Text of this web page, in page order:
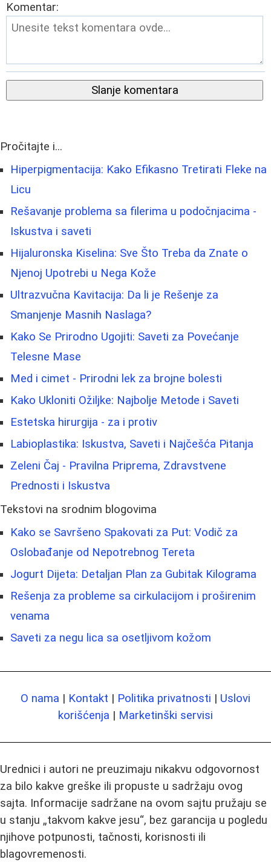
Komentar:
Slanje komentara
Pročitajte i...
Hiperpigmentacija: Kako Efikasno Tretirati Fleke na
Licu
Rešavanje problema sa filerima u podočnjacima -
Iskustva i saveti
Hijaluronska Kiselina: Sve Što Treba da Znate o
Njenoj Upotrebi u Nega Kože
Ultrazvučna Kavitacija: Da li je Rešenje za
Smanjenje Masnih Naslaga?
Kako Se Prirodno Ugojiti: Saveti za Povećanje
Telesne Mase
Med i cimet - Prirodni lek za brojne bolesti
Kako Ukloniti Ožiljke: Najbolje Metode i Saveti
Estetska hirurgija - za i protiv
Labioplastika: Iskustva, Saveti i Najčešća Pitanja
Zeleni Čaj - Pravilna Priprema, Zdravstvene
Prednosti i Iskustva
Tekstovi na srodnim blogovima
Kako se Savršeno Spakovati za Put: Vodič za
Oslobađanje od Nepotrebnog Tereta
Jogurt Dijeta: Detaljan Plan za Gubitak Kilograma
Rešenja za probleme sa cirkulacijom i proširenim
venama
Saveti za negu lica sa osetljivom kožom
O nama | Kontakt | Politika privatnosti | Uslovi
korišćenja | Marketinški servisi
Urednici i autori ne preuzimaju nikakvu odgovornost
za bilo kakve greške ili propuste u sadržaju ovog
sajta. Informacije sadržane na ovom sajtu pružaju se
u stanju „takvom kakve jesu“, bez garancija u pogledu
njihove potpunosti, tačnosti, korisnosti ili
blagovremenosti.